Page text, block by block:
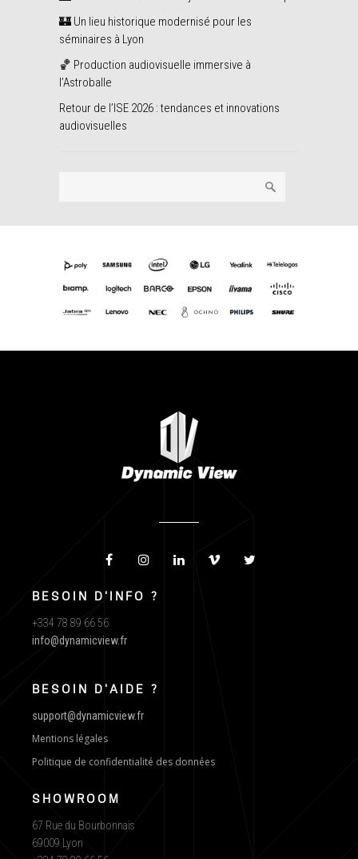
🏰 Un lieu historique modernisé pour les
séminaires à Lyon
🏀 Production audiovisuelle immersive à
l’Astroballe
Retour de l’ISE 2026 : tendances et innovations
audiovisuelles
BESOIN D'INFO ?
+334 78 89 66 56
info@dynamicview.fr
BESOIN D'AIDE ?
support@dynamicview.fr
Mentions légales
Politique de confidentialité des données
SHOWROOM
67 Rue du Bourbonnais
69009 Lyon